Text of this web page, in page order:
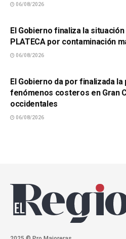
06/08/2026
El Gobierno finaliza la
PLATECA por contaminación
06/08/2026
El Gobierno da por finalizada
fenómenos costeros en Gran
occidentales
06/08/2026